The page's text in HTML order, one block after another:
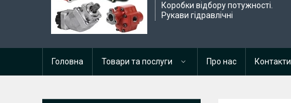
Коробки відбору потужності.
Рукави гідравлічні
Головна Товари та послуги Про нас Контакти